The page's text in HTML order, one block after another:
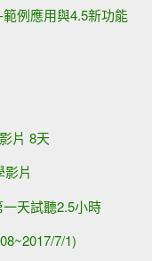
例應用與4.5新功能
片 8天
片
天試聽2.5小時
7/1)